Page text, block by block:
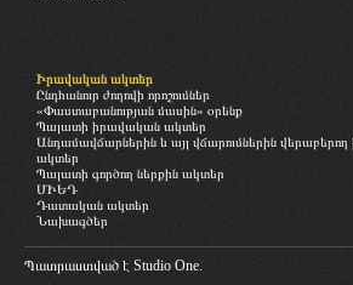
Իրավական ակտեր
Ընդհանուր ժողովի որոշումներ
«Փաստաբանության մասին» օրենք
Պալատի իրավական ակտեր
Անդամավճարներին և այլ վճարումներին
ակտեր
Պալատի գործող ներքին ակտեր
ՄԻԵԴ
Դատական ակտեր
Նախագծեր
Պատրաստված է Studio One.